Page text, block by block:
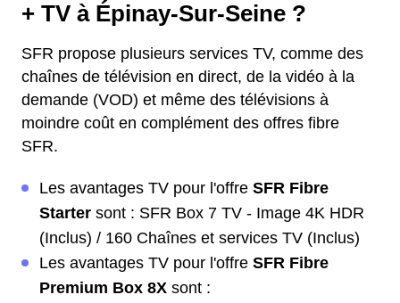
+ TV à Épinay-Sur-Seine ?
SFR propose plusieurs services TV, comme des
chaînes de télévision en direct, de la vidéo à la
demande (VOD) et même des télévisions à
moindre coût en complément des offres fibre
SFR.
Les avantages TV pour l'offre SFR Fibre
Starter sont : SFR Box 7 TV - Image 4K HDR
(Inclus) / 160 Chaînes et services TV (Inclus)
Les avantages TV pour l'offre SFR Fibre
Premium Box 8X sont :